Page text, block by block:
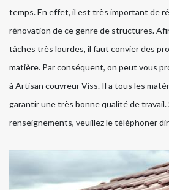
temps. En effet, il est très important de
rénovation de ce genre de structures.
tâches très lourdes, il faut convier des
matière. Par conséquent, on peut vous
à Artisan couvreur Viss. Il a tous les
garantir une très bonne qualité de travail.
renseignements, veuillez le téléphoner